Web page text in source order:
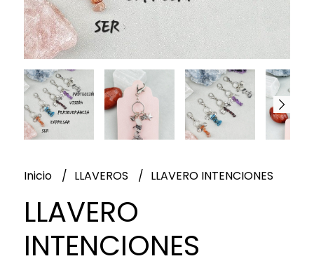
Inicio LLAVEROS LLAVERO INTENCIONES
LLAVERO
INTENCIONES